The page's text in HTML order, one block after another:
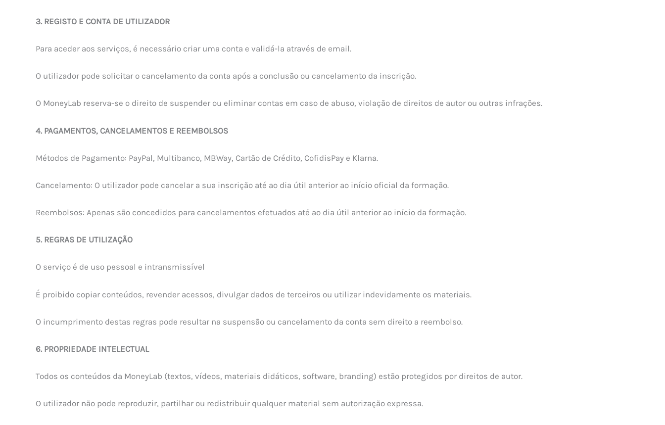
3. REGISTO E CONTA DE UTILIZADOR
Para aceder aos serviços, é necessário criar uma conta e validá-la através de email.
O utilizador pode solicitar o cancelamento da conta após a conclusão ou cancelamento da inscrição.
O MoneyLab reserva-se o direito de suspender ou eliminar contas em caso de abuso, violação de direitos de autor ou outras infrações.
4. PAGAMENTOS, CANCELAMENTOS E REEMBOLSOS
Métodos de Pagamento: PayPal, Multibanco, MBWay, Cartão de Crédito, CofidisPay e Klarna.
Cancelamento: O utilizador pode cancelar a sua inscrição até ao dia útil anterior ao início oficial da formação.
Reembolsos: Apenas são concedidos para cancelamentos efetuados até ao dia útil anterior ao início da formação.
5. REGRAS DE UTILIZAÇÃO
O serviço é de uso pessoal e intransmissível
É proibido copiar conteúdos, revender acessos, divulgar dados de terceiros ou utilizar indevidamente os materiais.
O incumprimento destas regras pode resultar na suspensão ou cancelamento da conta sem direito a reembolso.
6. PROPRIEDADE INTELECTUAL
Todos os conteúdos da MoneyLab (textos, vídeos, materiais didáticos, software, branding) estão protegidos por direitos de autor.
O utilizador não pode reproduzir, partilhar ou redistribuir qualquer material sem autorização expressa.